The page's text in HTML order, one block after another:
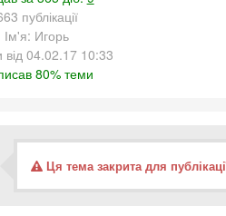
публікації
Ім'я: Игорь
від 04.02.17 10:33
80% теми
Ця тема закрита для